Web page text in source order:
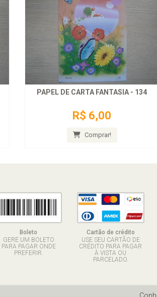
PAPEL DE CARTA FANTASIA - 134
R$ 6,00
Comprar!
Boleto
GERE UM BOLETO
PARA PAGAR ONDE
PREFERIR.
Cartão de crédito
USE SEU CARTÃO DE
CRÉDITO PARA PAGAR
À VISTA OU
PARCELADO.